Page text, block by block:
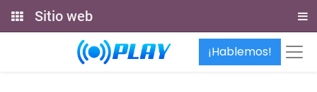
Sitio web
¡Hablemos!